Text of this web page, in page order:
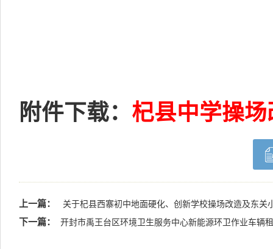
附件下载： 杞县中学操
上一篇： 关于杞县西寨初中地面硬化、创新学校操场改造及东关
下一篇： 开封市禹王台区环境卫生服务中心新能源环卫作业车辆